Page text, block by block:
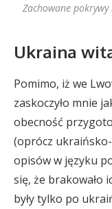
Zachowane
Ukraina
Pomimo, iż we
zaskoczyło mnie
obecność
(oprócz
opisów w języku
się, że brakowało
były tylko po